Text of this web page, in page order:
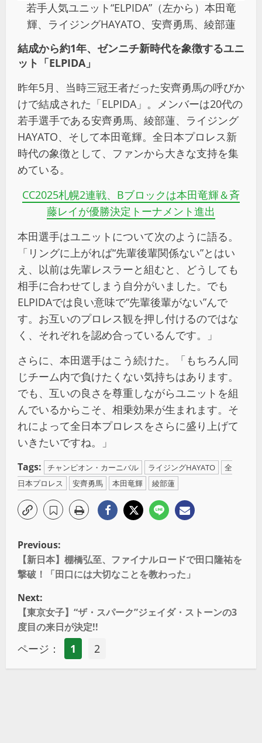
若手人気ユニット“ELPIDA”（左から）本田竜
輝、ライジングHAYATO、安齊勇馬、綾部蓮
結成から約1年、ゼンニチ新時代を象徴するユニ
ット「ELPIDA」
昨年5月、当時三冠王者だった安齊勇馬の呼びか
けで結成された「ELPIDA」。メンバーは20代の
若手選手である安齊勇馬、綾部蓮、ライジング
HAYATO、そして本田竜輝。全日本プロレス新
時代の象徴として、ファンから大きな支持を集
めている。
CC2025札幌2連戦、Bブロックは本田竜輝＆斉
藤レイが優勝決定トーナメント進出
本田選手はユニットについて次のように語る。
「リングに上がれば“先輩後輩関係ない”とはい
え、以前は先輩レスラーと組むと、どうしても
相手に合わせてしまう自分がいました。でも
ELPIDAでは良い意味で“先輩後輩がない”んで
す。お互いのプロレス観を押し付けるのではな
く、それぞれを認め合っているんです。」
さらに、本田選手はこう続けた。「もちろん同
じチーム内で負けたくない気持ちはあります。
でも、互いの良さを尊重しながらユニットを組
んでいるからこそ、相乗効果が生まれます。そ
れによって全日本プロレスをさらに盛り上げて
いきたいですね。」
Tags: チャンピオン・カーニバル ライジングHAYATO
全
日本プロレス
安齊勇馬 本田竜輝 綾部蓮
Previous:
【新日本】棚橋弘至、ファイナルロードで田口隆祐を
撃破！「田口には大切なことを教わった」
Next:
【東京女子】“ザ・スパーク”ジェイダ・ストーンの3
度目の来日が決定!!
ページ： 1 2